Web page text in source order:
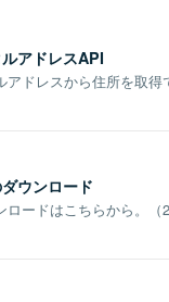
アドレスAPI
アドレスから住所を取得
ウンロード
ロードはこちらから。（